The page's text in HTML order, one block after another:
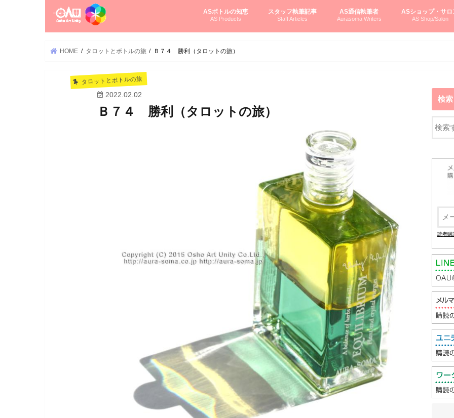
ASボトルの知恵
AS Products
スタッフ執筆記事
Staff Articles
AS通信執筆者
Aurasoma Writers
ASショップ・サロ
AS Shop/Salon
HOME タロットとボトルの旅 Ｂ７４ 勝利（タロットの旅）
タロットとボトルの旅
2022.02.02
Ｂ７４ 勝利（タロットの旅）
検索
読者購